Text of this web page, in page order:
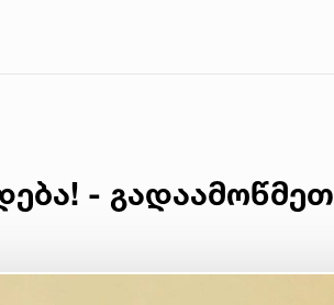
- გადაამოწმეთ